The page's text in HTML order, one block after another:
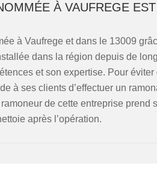
À VAUFREGE
à Vaufrege et dans le 13009
dans la région depuis de
et son expertise. Pour éviter
à ses clients d’effectuer un
de cette entreprise prend
après l’opération.